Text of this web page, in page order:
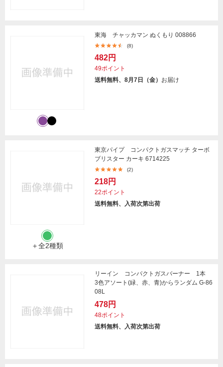
東海 チャッカマン ぬくもり 008866
(8)
482円
49ポイント
送料無料、8月7日（金） お届け
＋全2種類
東京パイプ コンパクトガスマッチ ターボ
ブリスター カーキ 6714225
(2)
218円
22ポイント
送料無料、入荷次第出荷
リーイン コンパクトガスバーナー 1本
3色アソート(緑、赤、青)からランダム G-86
08L
478円
48ポイント
送料無料、入荷次第出荷